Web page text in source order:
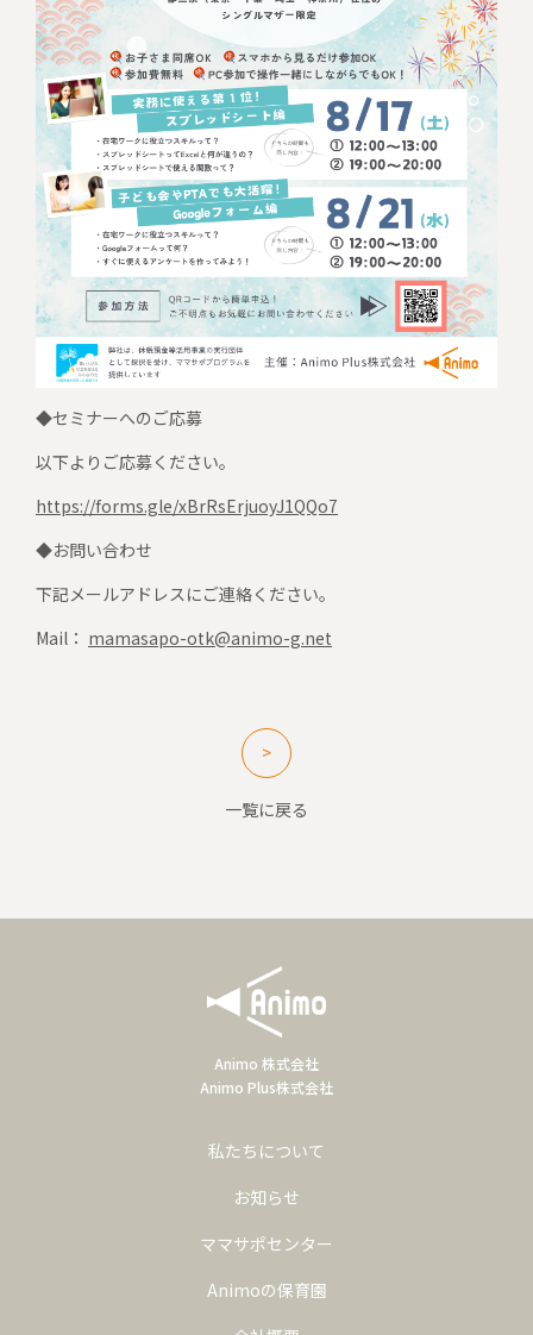
◆セミナーへのご応募
以下よりご応募ください。
https://forms.gle/xBrRsErjuoyJ1QQo7
◆お問い合わせ
下記メールアドレスにご連絡ください。
Mail： mamasapo-otk@animo-g.net
一覧に戻る
Animo 株式会社
Animo Plus株式会社
私たちについて
お知らせ
ママサポセンター
Animoの保育園